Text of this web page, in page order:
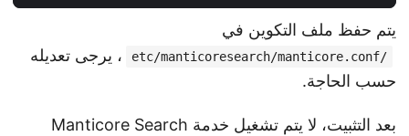
يتم حفظ ملف التكوين في
/etc/manticoresearch/manticore.conf
، يرجى تعديله
حسب الحاجة.
بعد التثبيت، لا يتم تشغيل خدمة Manticore Search